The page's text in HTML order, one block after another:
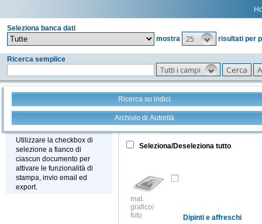
Seleziona banca dati
mostra
25 risultati per
Ricerca semplice
Tutti i campi
Ricerca su indici
Archivio di Autorità
Stampa - Email - Export
Utilizzare la checkbox di
selezione a fianco di
ciascun documento per
attivare le funzionalità di
stampa, invio email ed
export.
Tutto +
Seleziona/Deseleziona tutto
mat.
grafico/
foto
Dipinti e affreschi